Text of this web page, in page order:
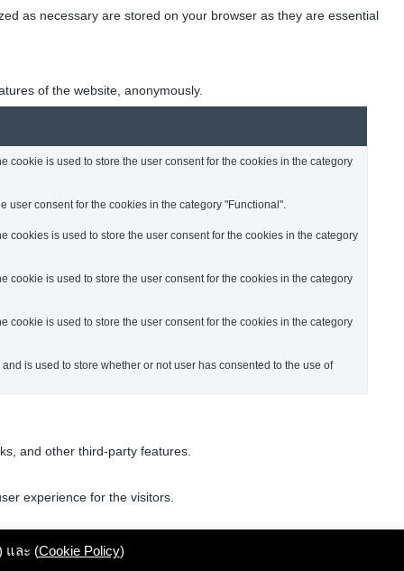
และ (Cookie Policy)
as necessary are stored on your browser as they are essential
of the website, anonymously.
cookie is used to store the user consent for the cookies in the category
user consent for the cookies in the category "Functional".
cookies is used to store the user consent for the cookies in the category
cookie is used to store the user consent for the cookies in the category
cookie is used to store the user consent for the cookies in the category
is used to store whether or not user has consented to the use of
and other third-party features.
experience for the visitors.
of visitors, bounce rate, traffic source, etc.